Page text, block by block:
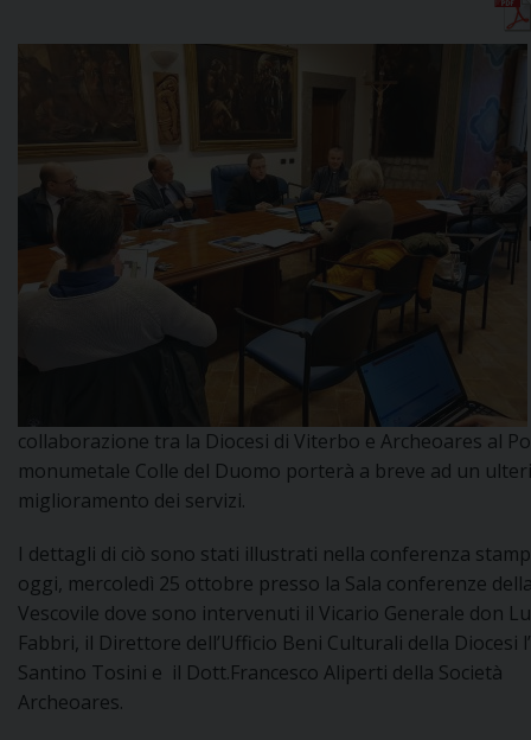
E
PARROCCHIE
DOVE SIAMO
PRIVACY
COOKIE POLICY
collaborazione tra la Diocesi di Viterbo e Archeoares al
monumetale Colle del Duomo porterà a breve ad un
miglioramento dei servizi.
I dettagli di ciò sono stati illustrati nella conferenza
oggi, mercoledì 25 ottobre presso la Sala conferenze
Vescovile dove sono intervenuti il Vicario Generale don
Fabbri, il Direttore dell’Ufficio Beni Culturali della Diocesi
Santino Tosini e il Dott.Francesco Aliperti della Società
Archeoares.